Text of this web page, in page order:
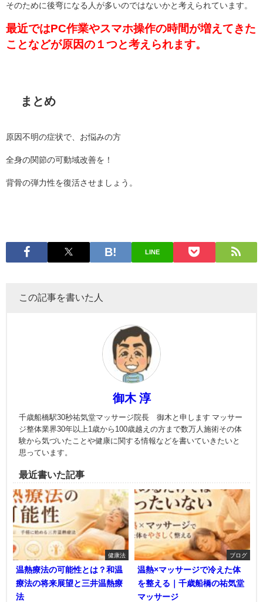
そのために後弯になる人が多いのではないかと考えられています。
最近ではPC作業やスマホ操作の時間が増えてきた
ことなどが原因の１つと考えられます。
まとめ
原因不明の症状で、お悩みの方
全身の関節の可動域改善を！
背骨の弾力性を復活させましょう。
LINE
この記事を書いた人
御木 淳
千歳船橋駅30秒祐気堂マッサージ院長 御木と申します マッサー
ジ整体業界30年以上1歳から100歳越えの方まで数万人施術その体
験から気づいたことや健康に関する情報などを書いていきたいと
思っています。
最近書いた記事
健康法
温熱療法の可能性とは？和温
療法の将来展望と三井温熱療
法
ブログ
温熱×マッサージで冷えた体
を整える｜千歳船橋の祐気堂
マッサージ